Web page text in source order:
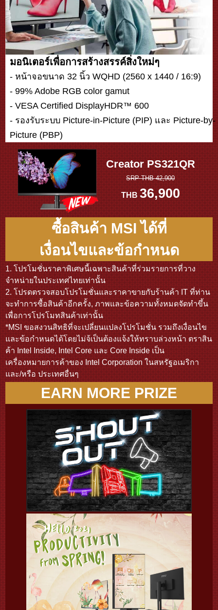
มอนิเตอร์เพื่อการสร้างสรรค์สิ่งใหม่ๆ
- หน้าจอขนาด 32 นิ้ว WQHD (2560 x 1440 / 16:9)
- 99% Adobe RGB color gamut
- VESA Certified DisplayHDR™ 600
- รองรับระบบ Picture-in-Picture (PIP) และ Picture-by-
Picture (PBP)
Creator PS321QR
SRP THB 42,900
THB 36,900
ซื้อสินค้า MSI ได้ที่
เงื่อนไขและข้อกำหนด
1. โปรโมชั่นราคาพิเศษนี้เฉพาะสินค้าที่ร่วมรายการที่วาง
จำหน่ายในประเทศไทยเท่านั้น
2. โปรดตรวจสอบโปรโมชั่นและราคาขายกับร้านค้า IT ที่ท่าน
จะทำการซื้อสินค้าอีกครั้ง, ภาพและข้อความทั้งหมดจัดทำขึ้น
เพื่อการโปรโมทสินค้าเท่านั้น
*MSI ขอสงวนสิทธิที่จะเปลี่ยนแปลงโปรโมชั่น รวมถึงเงื่อนไข
และข้อกำหนดได้โดยไม่จ้เป็นต้องแจ้งให้ทราบล่วงหน้า ตราสิน
ค้า Intel Inside, Intel Core และ Core Inside เป็น
เครื่องหมายการค้าของ Intel Corporation ในสหรัฐอเมริกา
และ/หรือ ประเทศอื่นๆ
EARN MORE PRIZE